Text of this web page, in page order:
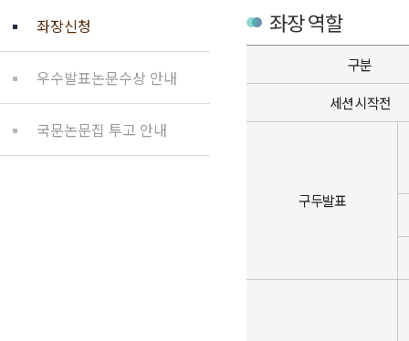
좌장신청
우수발표논문수상 안내
국문논문집 투고 안내
좌장 역할
구분
세션 시작전
구두발표